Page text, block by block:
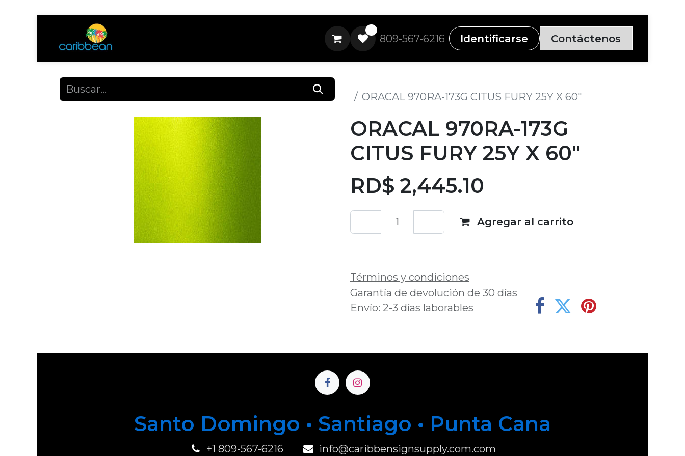
809-567-6216 Identificarse Contáctenos
ORACAL 970RA-173G CITUS FURY 25Y X 60"
ORACAL 970RA-173G
CITUS FURY 25Y X 60"
RD$ 2,445.10
Agregar al carrito
Términos y condiciones
Garantía de devolución de 30 días
Envío: 2-3 días laborables
Santo Domingo • Santiago • Punta Cana
+1 809-567-6216 info@caribbensignsupply.com.com